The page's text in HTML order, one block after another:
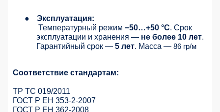
●
Эксплуатация:
Температурный режим −50…+50 °C. Срок
эксплуатации и хранения — не более 10 лет.
Гарантийный срок — 5 лет. Масса — 86 гр/м
Соответствие стандартам:
ТР ТС 019/2011
ГОСТ Р ЕН 353-2-2007
ГОСТ Р ЕН 362-2008